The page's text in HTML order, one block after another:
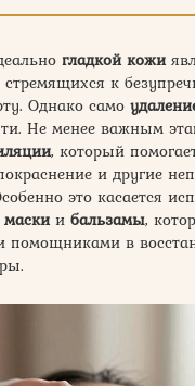
гладкой кожи
к
Однако само
Не менее важным
, который
и другие
это касается
и бальзамы,
помощниками в